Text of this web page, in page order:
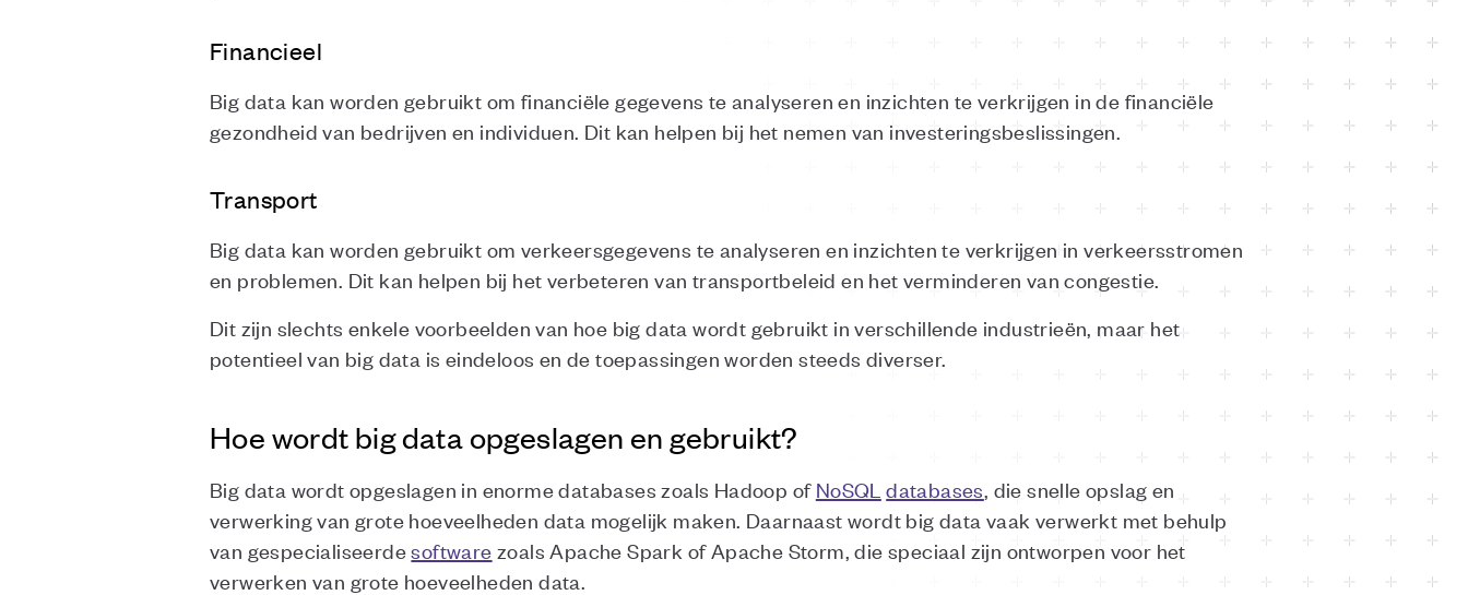
Financieel
Big data kan worden gebruikt om financiële gegevens te analyseren en inzichten te verkrijgen in de financiële
gezondheid van bedrijven en individuen. Dit kan helpen bij het nemen van investeringsbeslissingen.
Transport
Big data kan worden gebruikt om verkeersgegevens te analyseren en inzichten te verkrijgen in verkeersstromen
en problemen. Dit kan helpen bij het verbeteren van transportbeleid en het verminderen van congestie.
Dit zijn slechts enkele voorbeelden van hoe big data wordt gebruikt in verschillende industrieën, maar het
potentieel van big data is eindeloos en de toepassingen worden steeds diverser.
Hoe wordt big data opgeslagen en gebruikt?
Big data wordt opgeslagen in enorme databases zoals Hadoop of NoSQL databases, die snelle opslag en
verwerking van grote hoeveelheden data mogelijk maken. Daarnaast wordt big data vaak verwerkt met behulp
van gespecialiseerdesoftware zoals Apache Spark of Apache Storm, die speciaal zijn ontworpen voor het
verwerken van grote hoeveelheden data.